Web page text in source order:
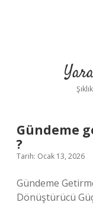
Gündeme
?
Tarih: Ocak 13, 2026
Gündeme
Dönüştürücü